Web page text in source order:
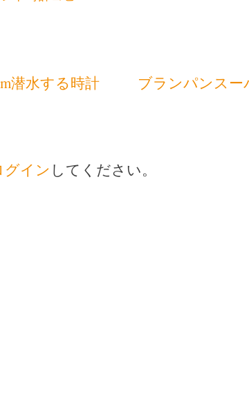
潜水する時計 ブランパンスー
グイン してください。